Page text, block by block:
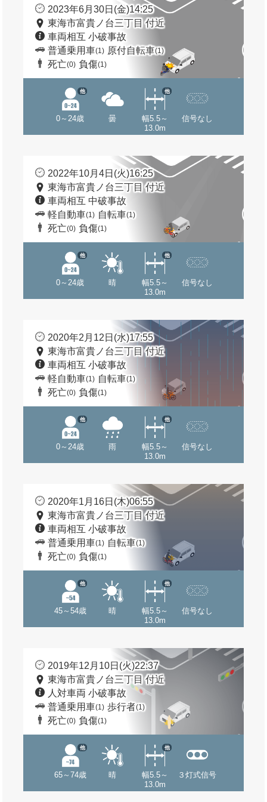
2023年6月30日(金)14:25
東海市富貴ノ台三丁目 付近
車両相互 小破事故
普通乗用車(1) 原付自転車(1)
死亡(0) 負傷(1)
0～24歳
他
曇
幅5.5～
13.0m
他
信号なし
2022年10月4日(火)16:25
東海市富貴ノ台三丁目 付近
車両相互 中破事故
軽自動車(1) 自転車(1)
死亡(0) 負傷(1)
0～24歳
他
晴
幅5.5～
13.0m
他
信号なし
2020年2月12日(水)17:55
東海市富貴ノ台三丁目 付近
車両相互 小破事故
軽自動車(1) 自転車(1)
死亡(0) 負傷(1)
0～24歳
他
雨
幅5.5～
13.0m
他
信号なし
2020年1月16日(木)06:55
東海市富貴ノ台三丁目 付近
車両相互 小破事故
普通乗用車(1) 自転車(1)
死亡(0) 負傷(1)
45～54歳
他
晴
幅5.5～
13.0m
他
信号なし
2019年12月10日(火)22:37
東海市富貴ノ台三丁目 付近
人対車両 小破事故
普通乗用車(1) 歩行者(1)
死亡(0) 負傷(1)
65～74歳
他
晴
幅5.5～
13.0m
他
３灯式信号